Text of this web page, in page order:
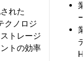
れた
クノロジ
トレージ
トの効率